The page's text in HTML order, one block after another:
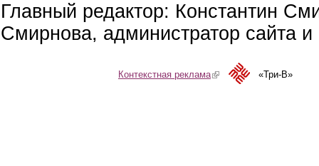
Главный редактор: Константин
Смирнова, администратор сайта
Контекстная реклама(link is external)«Три-В»